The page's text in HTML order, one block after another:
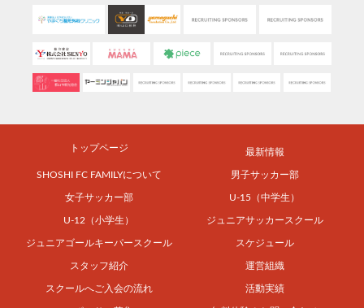
トップページ 最新情報
SHOSHI FC FAMILYについて 男子サッカー部
女子サッカー部 U-15（中学生）
U-12（小学生） ジュニアサッカースクール
ジュニアゴールキーパースクール スケジュール
スタッフ紹介 運営組織
スクールへご入会の流れ 活動実績